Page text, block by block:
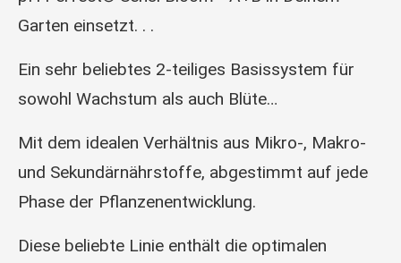
Garten einsetzt. . .
Ein sehr beliebtes 2-teiliges Basissystem für
sowohl Wachstum als auch Blüte…
Mit dem idealen Verhältnis aus Mikro-, Makro-
und Sekundärnährstoffe, abgestimmt auf jede
Phase der Pflanzenentwicklung.
Diese beliebte Linie enthält die optimalen